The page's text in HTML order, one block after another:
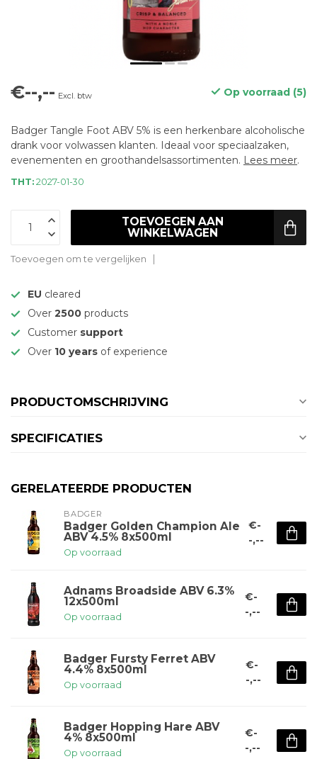
€--,-- Excl. btw Op voorraad (5)
Badger Tangle Foot ABV 5% is een herkenbare alcoholische
drank voor volwassen klanten. Ideaal voor speciaalzaken,
evenementen en groothandelsassortimenten. Lees meer.
THT: 2027-01-30
TOEVOEGEN AAN
WINKELWAGEN
Toevoegen om te vergelijken
EU cleared
Over 2500 products
Customer support
Over 10 years of experience
PRODUCTOMSCHRIJVING
SPECIFICATIES
GERELATEERDE PRODUCTEN
BADGER
Badger Golden Champion Ale
ABV 4.5% 8x500ml
Op voorraad
€-
-,--
Adnams Broadside ABV 6.3%
12x500ml
Op voorraad
€-
-,--
Badger Fursty Ferret ABV
4.4% 8x500ml
Op voorraad
€-
-,--
Badger Hopping Hare ABV
4% 8x500ml
Op voorraad
€-
-,--